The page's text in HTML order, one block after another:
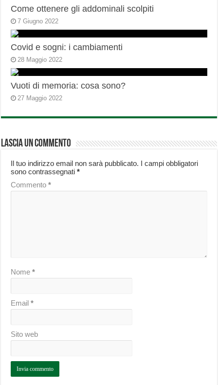
Come ottenere gli addominali scolpiti
7 Giugno 2022
Covid e sogni: i cambiamenti
28 Maggio 2022
Vuoti di memoria: cosa sono?
27 Maggio 2022
Lascia un commento
Il tuo indirizzo email non sarà pubblicato. I campi obbligatori
sono contrassegnati*
Commento*
Nome*
Email*
Sito web